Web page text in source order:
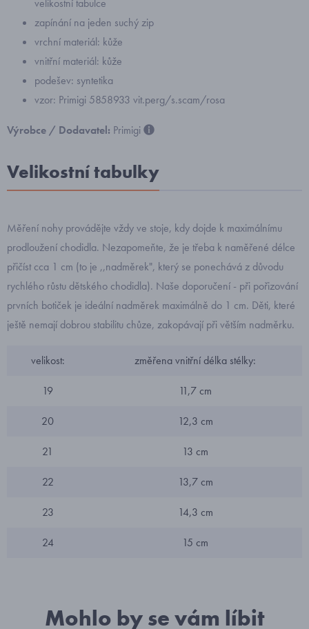
velikostní tabulce
zapínání na jeden suchý zip
vrchní materiál: kůže
vnitřní materiál: kůže
podešev: syntetika
vzor: Primigi 5858933 vit.perg/s.scam/rosa
Výrobce / Dodavatel: Primigi
Velikostní tabulky
Měření nohy provádějte vždy ve stoje, kdy dojde k maximálnímu
prodloužení chodidla. Nezapomeňte, že je třeba k naměřené délce
přičíst cca 1 cm (to je ,,nadměrek", který se ponechává z důvodu
rychlého růstu dětského chodidla). Naše doporučení - při pořizování
prvních botiček je ideální nadměrek maximálně do 1 cm. Děti, které
ještě nemají dobrou stabilitu chůze, zakopávají při větším nadměrku.
velikost: změřena vnitřní délka stélky:
19 11,7 cm
20 12,3 cm
21 13 cm
22 13,7 cm
23 14,3 cm
24 15 cm
Mohlo by se vám líbit